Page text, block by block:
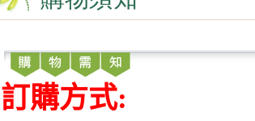
訂購方式: